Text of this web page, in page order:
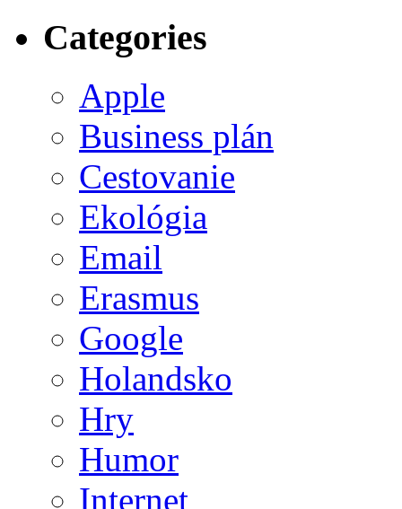
Categories
Apple
Business plán
Cestovanie
Ekológia
Email
Erasmus
Google
Holandsko
Hry
Humor
Internet